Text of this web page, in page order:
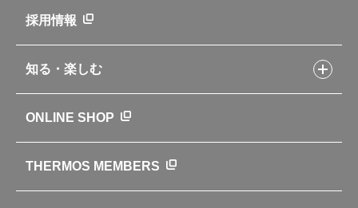
新製品一覧
カタログ
ニュース
世界のサーモス
サーモスの歴史
採用情報
知る・楽しむ
クラブサーモス
WEBマガジン
お弁当にエールを込めて
ONLINE SHOP
THERMOS MEMBERS